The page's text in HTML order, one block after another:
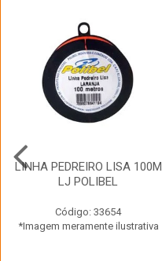
LINHA PEDREIRO LISA 100M
LJ POLIBEL
Código: 33654
*Imagem meramente ilustrativa